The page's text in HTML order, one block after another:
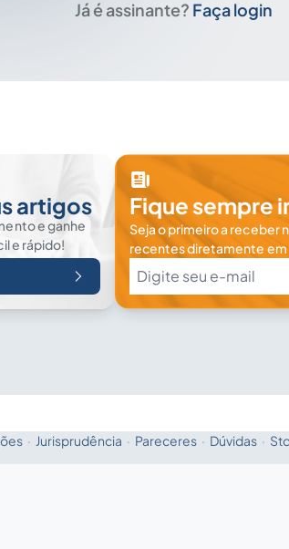
Já é assinante? Faça login
artigos
e ganhe
e rápido!
Fique sempre
Seja o primeiro a receber
recentes diretamente em
· Jurisprudência · Pareceres · Dúvidas ·